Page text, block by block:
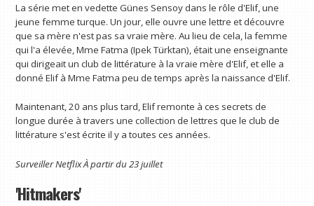
La série met en vedette Günes Sensoy dans le rôle d'Elif, une
jeune femme turque. Un jour, elle ouvre une lettre et découvre
que sa mère n'est pas sa vraie mère. Au lieu de cela, la femme
qui l'a élevée, Mme Fatma (Ipek Türktan), était une enseignante
qui dirigeait un club de littérature à la vraie mère d'Elif, et elle a
donné Elif à Mme Fatma peu de temps après la naissance d'Elif.
Maintenant, 20 ans plus tard, Elif remonte à ces secrets de
longue durée à travers une collection de lettres que le club de
littérature s'est écrite il y a toutes ces années.
SurveillerNetflixÀ partir du 23 juillet
'Hitmakers'